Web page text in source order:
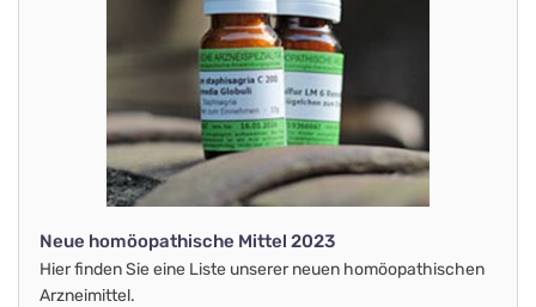
Neue homöopathische Mittel 2023
Hier finden Sie eine Liste unserer neuen homöopathischen
Arzneimittel.